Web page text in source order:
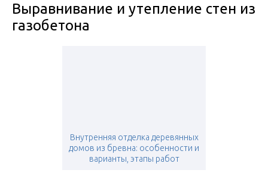
Выравнивание и утепление стен из
газобетона
Внутренняя отделка деревянных
домов из бревна: особенности и
варианты, этапы работ